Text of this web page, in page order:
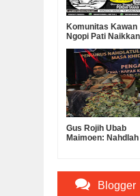
Komunitas Kawan
Ngopi Pati Naikkan
Lewat Membatik
Rokok
Gus Rojih Ubab
Maimoen: Nahdlah
Blogger